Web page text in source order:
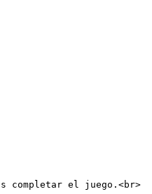
completar el juego.<br>